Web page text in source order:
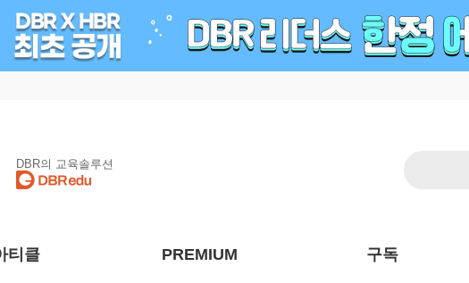
DBR의 교육솔루션
티클 PREMIUM 구독